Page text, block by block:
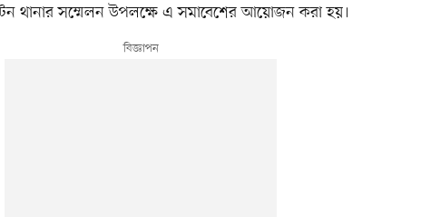
থানার সম্মেলন উপলক্ষে এ সমাবেশের আয়োজন করা হয়।